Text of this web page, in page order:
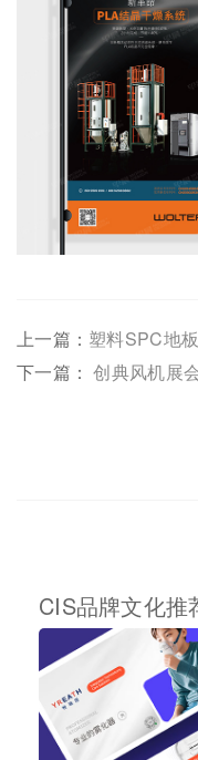
上一篇： 塑料SPC地
下一篇：创典风机展
CIS品牌文化推